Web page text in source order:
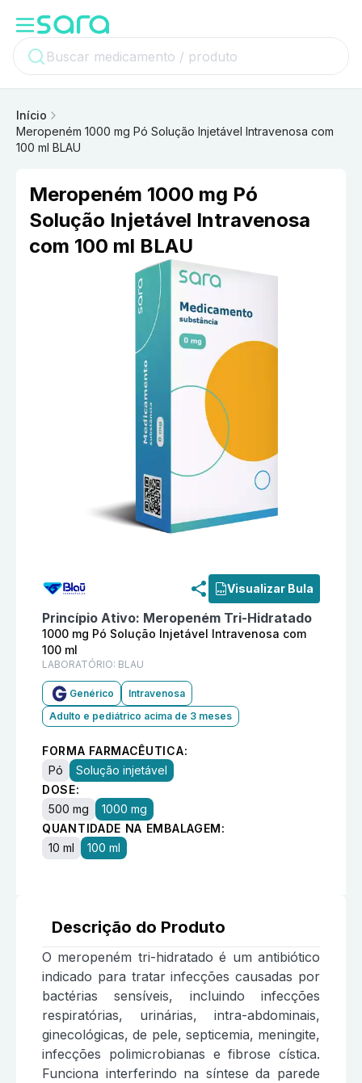
Início
Meropeném 1000 mg Pó Solução Injetável Intravenosa com
100 ml BLAU
Meropeném 1000 mg Pó
Solução Injetável Intravenosa
com 100 ml BLAU
Visualizar Bula
Princípio Ativo: Meropeném Tri-Hidratado
1000 mg Pó Solução Injetável Intravenosa com
100 ml
LABORATÓRIO: BLAU
Genérico
Intravenosa
Adulto e pediátrico acima de 3 meses
FORMA FARMACÊUTICA:
Pó
Solução injetável
DOSE:
500 mg
1000 mg
QUANTIDADE NA EMBALAGEM:
10 ml
100 ml
Descrição do Produto
O meropeném tri-hidratado é um antibiótico
indicado para tratar infecções causadas por
bactérias sensíveis, incluindo infecções
respiratórias, urinárias, intra-abdominais,
ginecológicas, de pele, septicemia, meningite,
infecções polimicrobianas e fibrose cística.
Funciona interferindo na síntese da parede